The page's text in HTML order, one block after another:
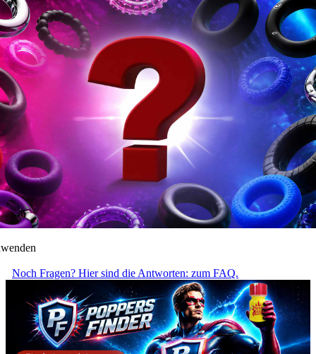
Noch Fragen? Hier sind die Antworten: zum FAQ.